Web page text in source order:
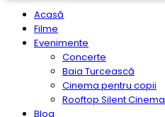
Acasă
Filme
Evenimente
Concerte
Baia Turcească
Cinema pentru copii
Rooftop Silent Cinema
Blog